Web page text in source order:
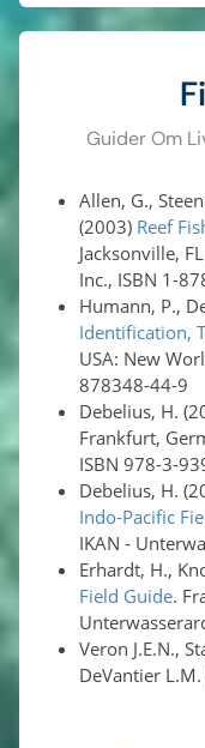
Guider Om
Allen, G.,
(2003) Reef
Jacksonville,
Inc., ISBN 1-
Humann, P.,
Identification,
USA: New
878348-44-9
Debelius, H.
Frankfurt,
ISBN 978-3-
Debelius, H.
Indo-Pacific
IKAN -
Erhardt, H.,
Field Guide.
Veron J.E.N.,
DeVantier